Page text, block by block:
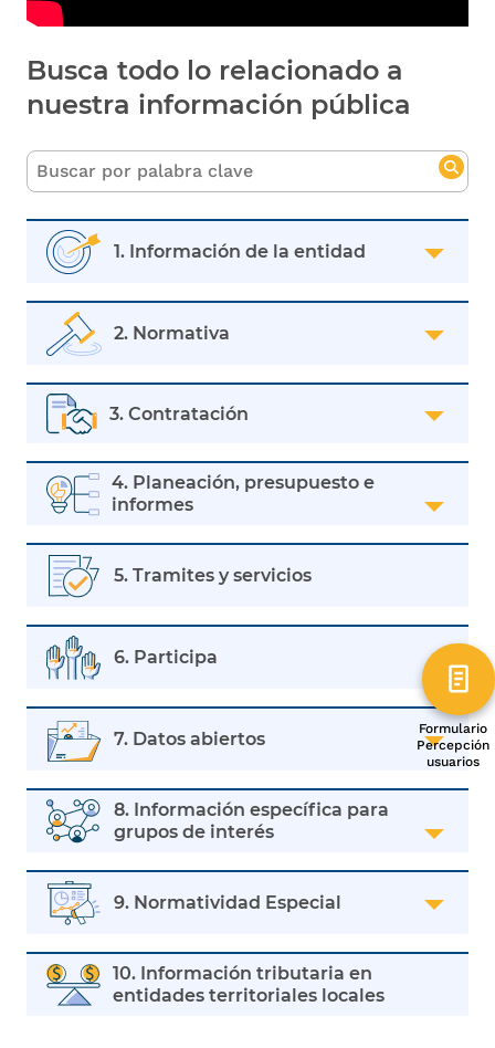
Formulario
Percepción
usuarios
Busca todo lo relacionado a
nuestra información pública
1. Información de la entidad
2. Normativa
3. Contratación
4. Planeación, presupuesto e
informes
5. Tramites y servicios
6. Participa
7. Datos abiertos
8. Información específica para
grupos de interés
9. Normatividad Especial
10. Información tributaria en
entidades territoriales locales